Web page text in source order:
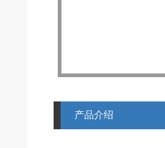
产品介绍